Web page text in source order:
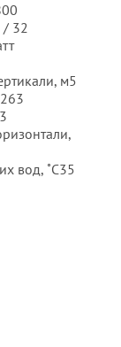
/ 32
м5
вод, ˚C35